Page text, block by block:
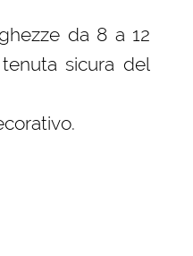
da 8 a 12
sicura del